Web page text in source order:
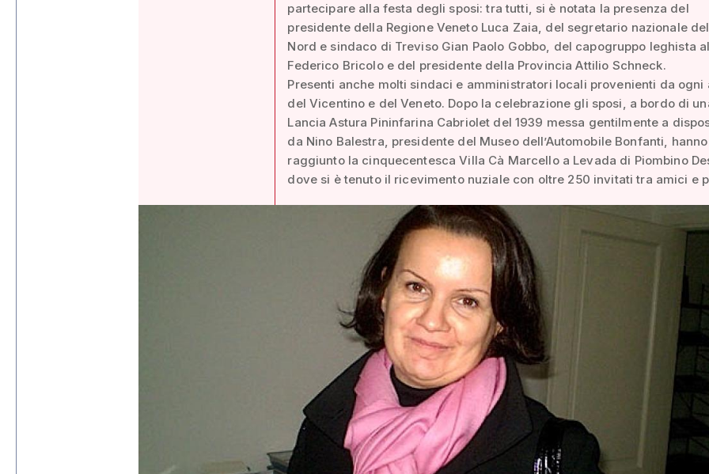
partecipare alla festa degli sposi: tra tutti, si è notata la presenza del
presidente della Regione Veneto Luca Zaia, del segretario nazionale
Nord e sindaco di Treviso Gian Paolo Gobbo, del capogruppo leghista
Federico Bricolo e del presidente della Provincia Attilio Schneck.
Presenti anche molti sindaci e amministratori locali provenienti da ogni
del Vicentino e del Veneto. Dopo la celebrazione gli sposi, a bordo di
Lancia Astura Pininfarina Cabriolet del 1939 messa gentilmente a
da Nino Balestra, presidente del Museo dell’Automobile Bonfanti, hanno
raggiunto la cinquecentesca Villa Cà Marcello a Levada di Piombino
dove si è tenuto il ricevimento nuziale con oltre 250 invitati tra amici e